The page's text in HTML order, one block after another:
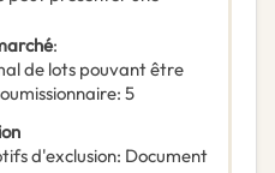
:
de lots pouvant être
: 5
d'exclusion: Document